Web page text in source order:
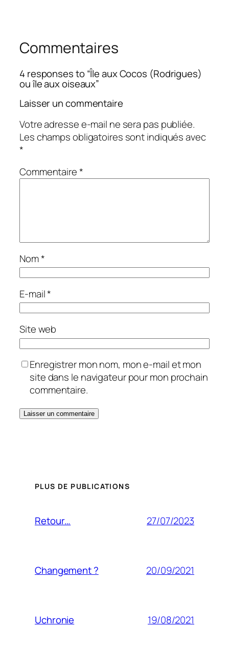
Commentaires
4 responses to “Île aux Cocos (Rodrigues)
ou île aux oiseaux”
Laisser un commentaire
Votre adresse e-mail ne sera pas publiée.
Les champs obligatoires sont indiqués avec
*
Commentaire*
Nom*
E-mail*
Site web
Enregistrer mon nom, mon e-mail et mon
site dans le navigateur pour mon prochain
commentaire.
PLUS DE PUBLICATIONS
Retour… 27/07/2023
Changement ? 20/09/2021
Uchronie 19/08/2021